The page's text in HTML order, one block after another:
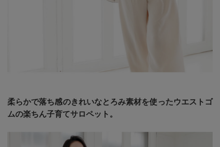
柔らかで落ち感のきれいなとろみ素材を使ったウエストゴ
ムの楽ちん子育てサロペット。